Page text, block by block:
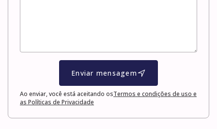
Enviar mensagem
Ao enviar, você está aceitando osTermos e condições de uso e
as Políticas de Privacidade